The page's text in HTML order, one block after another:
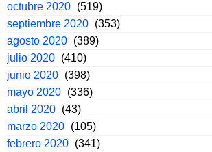
octubre 2020 (519)
septiembre 2020 (353)
agosto 2020 (389)
julio 2020 (410)
junio 2020 (398)
mayo 2020 (336)
abril 2020 (43)
marzo 2020 (105)
febrero 2020 (341)